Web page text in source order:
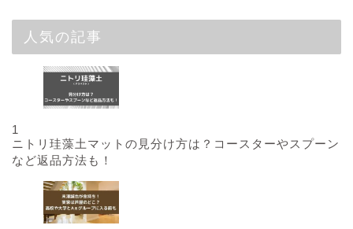
人気の記事
1
ニトリ珪藻土マットの見分け方は？コースターやスプーン
など返品方法も！